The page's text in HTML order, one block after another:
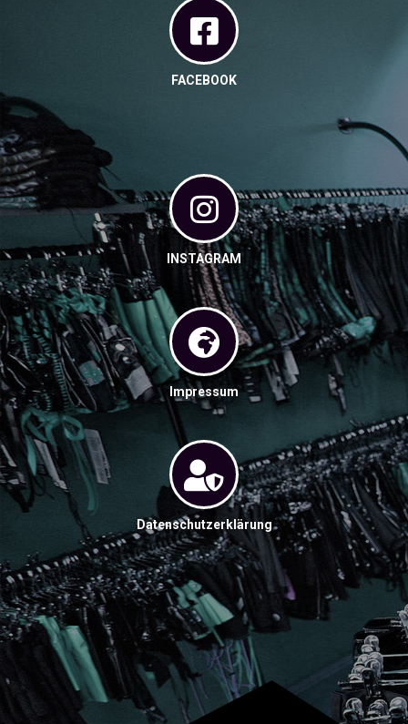
FACEBOOK
INSTAGRAM
Impressum
Datenschutzerklärung